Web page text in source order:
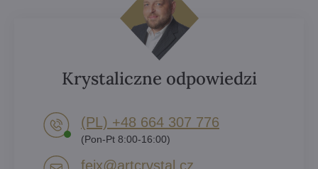
Krystaliczne odpowiedzi
(PL) +48 664 307 776
(Pon-Pt 8:00-16:00)
feix​@artcrystal​.cz